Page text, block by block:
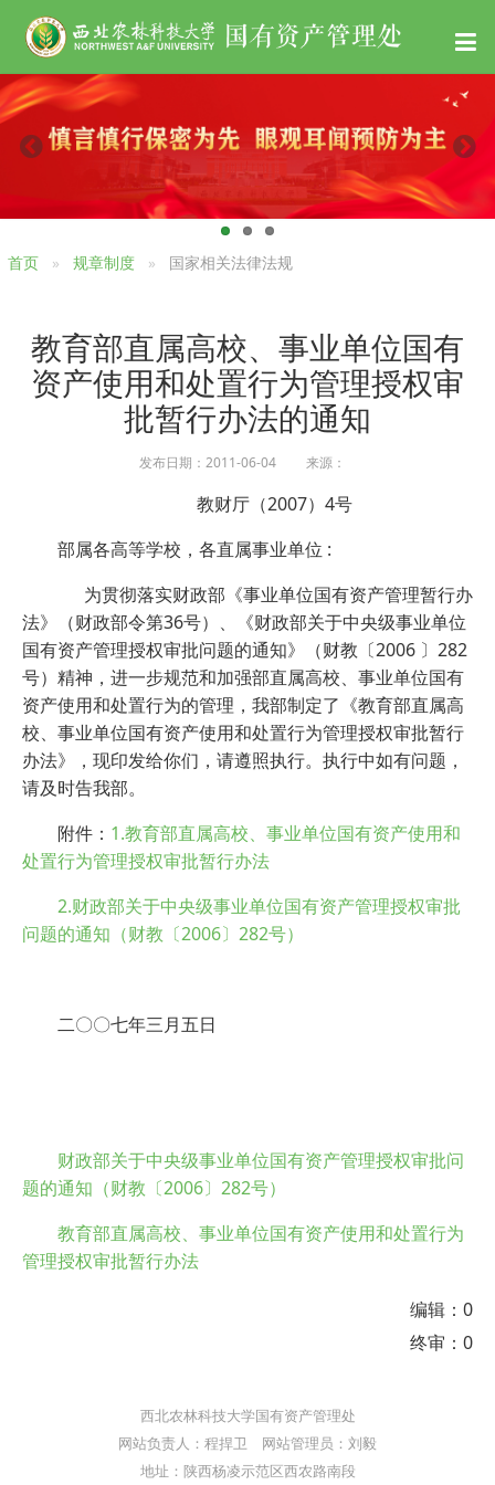
首页 规章制度 国家相关法律法规
教育部直属高校、事业单位国有
资产使用和处置行为管理授权审
批暂行办法的通知
发布日期：2011-06-04 来源：
教财厅（2007）4号
部属各高等学校，各直属事业单位 :
为贯彻落实财政部《事业单位国有资产管理暂行办
法》（财政部令第36号）、《财政部关于中央级事业单位
国有资产管理授权审批问题的通知》（财教〔2006 〕282
号）精神，进一步规范和加强部直属高校、事业单位国有
资产使用和处置行为的管理，我部制定了《教育部直属高
校、事业单位国有资产使用和处置行为管理授权审批暂行
办法》，现印发给你们，请遵照执行。执行中如有问题，
请及时告我部。
附件： 1.教育部直属高校、事业单位国有资产使用和
处置行为管理授权审批暂行办法
2.财政部关于中央级事业单位国有资产管理授权审批
问题的通知（财教〔2006〕282号）
二〇〇七年三月五日
财政部关于中央级事业单位国有资产管理授权审批问
题的通知（财教〔2006〕282号）
教育部直属高校、事业单位国有资产使用和处置行为
管理授权审批暂行办法
编辑：0
终审：0
西北农林科技大学国有资产管理处
网站负责人：程捍卫 网站管理员：刘毅
地址：陕西杨凌示范区西农路南段